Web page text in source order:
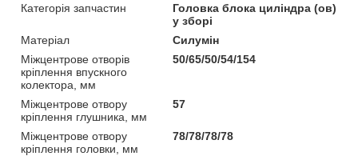
Категорія запчастин
Головка блока циліндра (ов)
у зборі
Матеріал
Силумін
Міжцентрове отворів
кріплення впускного
колектора, мм
50/65/50/54/154
Міжцентрове отвору
кріплення глушника, мм
57
Міжцентрове отвору
кріплення головки, мм
78/78/78/78